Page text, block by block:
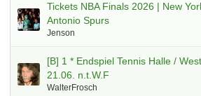
Tickets NBA Finals 2026 | New
Antonio Spurs
Jenson
[B] 1 * Endspiel Tennis Halle /
21.06. n.t.W.F
WalterFrosch